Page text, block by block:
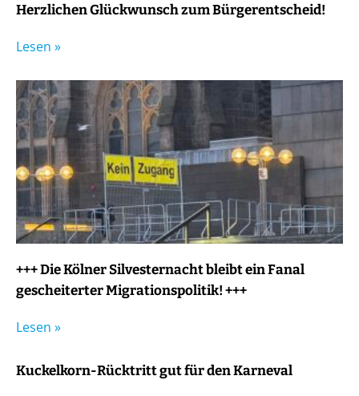
Herzlichen Glückwunsch zum Bürgerentscheid!
Lesen »
+++ Die Kölner Silvesternacht bleibt ein Fanal
gescheiterter Migrationspolitik! +++
Lesen »
Kuckelkorn-Rücktritt gut für den Karneval